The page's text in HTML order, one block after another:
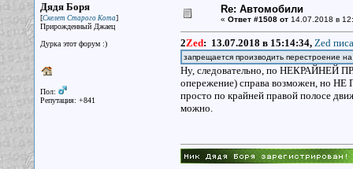
Дядя Боря
[Скелет Старого Кота]
Прирожденный Джаец
Дурка этот форум :)
Пол:
Репутация: +841
Re: Автомобили
« Ответ #1508 от14.07.2018 в
2Zed: 13.07.2018 в 15:14:34, Zed
запрещается производить перестроение
Ну, следовательно, по НЕКРАЙНЕЙ
опережение) справа возможен, но
просто по крайней правой полосе
можно.